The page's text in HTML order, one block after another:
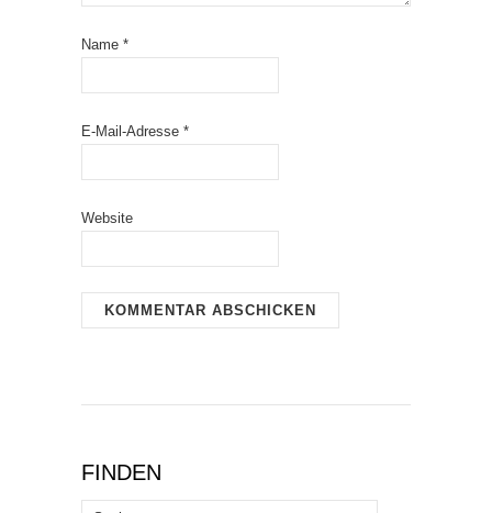
Name *
E-Mail-Adresse *
Website
FINDEN